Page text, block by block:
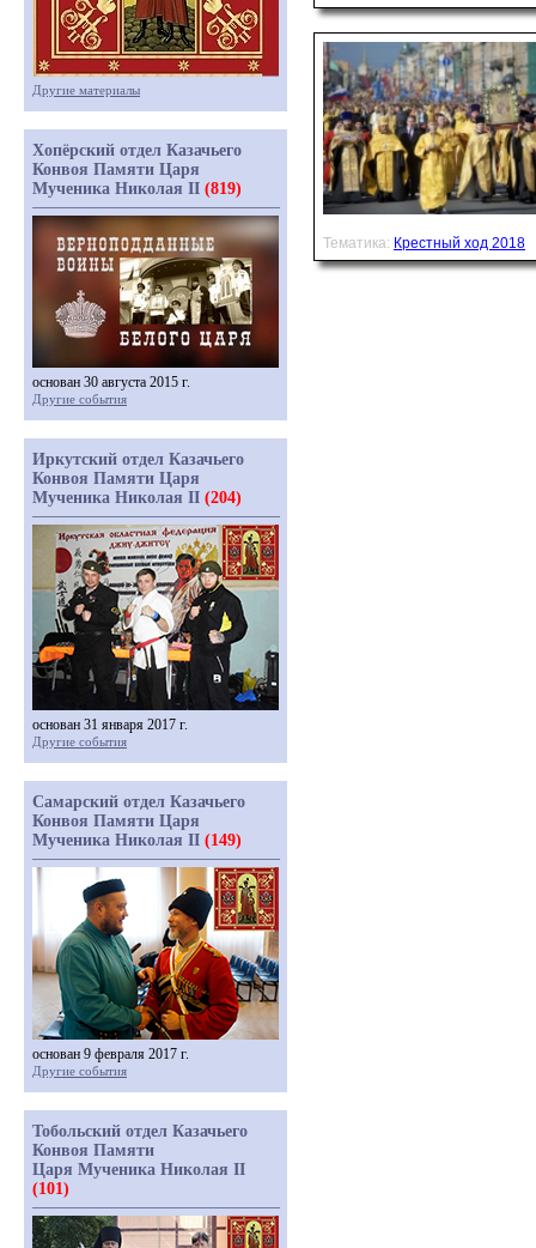
Тематика: Крестный ход 2018
Другие материалы
Хопёрский отдел Казачьего
Конвоя Памяти Царя
Мученика Николая II (819)
основан 30 августа 2015 г.
Другие события
Иркутский отдел Казачьего
Конвоя Памяти Царя
Мученика Николая II (204)
основан 31 января 2017 г.
Другие события
Самарский отдел Казачьего
Конвоя Памяти Царя
Мученика Николая II (149)
основан 9 февраля 2017 г.
Другие события
Тобольский отдел Казачьего
Конвоя Памяти
Царя Мученика Николая II
(101)